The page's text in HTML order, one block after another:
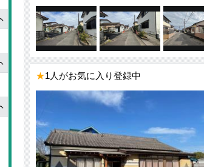
★1人がお気に入り登録中